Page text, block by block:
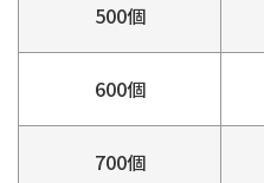
500個
600個
700個